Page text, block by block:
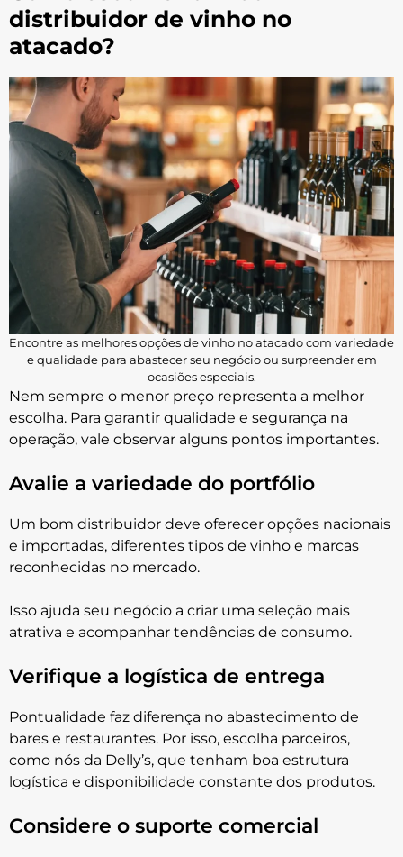
distribuidor de vinho no
atacado?
Encontre as melhores opções de vinho no atacado com variedade
e qualidade para abastecer seu negócio ou surpreender em
ocasiões especiais.
Nem sempre o menor preço representa a melhor
escolha. Para garantir qualidade e segurança na
operação, vale observar alguns pontos importantes.
Avalie a variedade do portfólio
Um bom distribuidor deve oferecer opções nacionais
e importadas, diferentes tipos de vinho e marcas
reconhecidas no mercado.
Isso ajuda seu negócio a criar uma seleção mais
atrativa e acompanhar tendências de consumo.
Verifique a logística de entrega
Pontualidade faz diferença no abastecimento de
bares e restaurantes. Por isso, escolha parceiros,
como nós da Delly’s, que tenham boa estrutura
logística e disponibilidade constante dos produtos.
Considere o suporte comercial